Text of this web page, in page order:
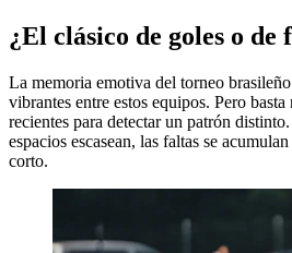
¿El clásico de goles o de
La memoria emotiva del torneo
vibrantes entre estos equipos. Pero basta
recientes para detectar un patrón
espacios escasean, las faltas se
corto.